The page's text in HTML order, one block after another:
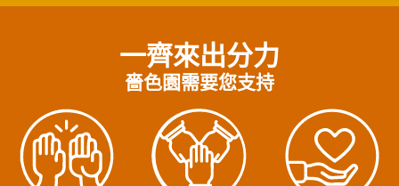
一齊來出分力
嗇色園需要您支持